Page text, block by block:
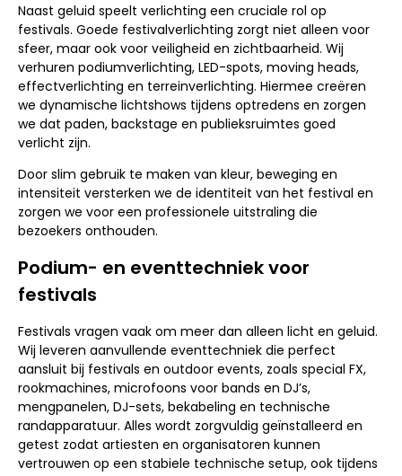
Naast geluid speelt verlichting een cruciale rol op
festivals. Goede festivalverlichting zorgt niet alleen voor
sfeer, maar ook voor veiligheid en zichtbaarheid. Wij
verhuren podiumverlichting, LED-spots, moving heads,
effectverlichting en terreinverlichting. Hiermee creëren
we dynamische lichtshows tijdens optredens en zorgen
we dat paden, backstage en publieksruimtes goed
verlicht zijn.
Door slim gebruik te maken van kleur, beweging en
intensiteit versterken we de identiteit van het festival en
zorgen we voor een professionele uitstraling die
bezoekers onthouden.
Podium- en eventtechniek voor
festivals
Festivals vragen vaak om meer dan alleen licht en geluid.
Wij leveren aanvullende eventtechniek die perfect
aansluit bij festivals en outdoor events, zoals special FX,
rookmachines, microfoons voor bands en DJ’s,
mengpanelen, DJ-sets, bekabeling en technische
randapparatuur. Alles wordt zorgvuldig geïnstalleerd en
getest zodat artiesten en organisatoren kunnen
vertrouwen op een stabiele technische setup, ook tijdens